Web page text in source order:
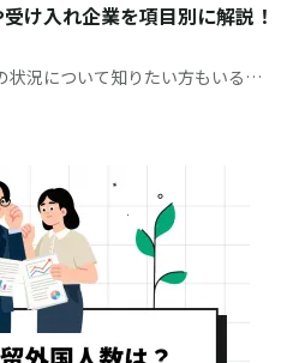
け入れ企業を項目別に解説！
状況について知りたい方もいるで
ちます。 この記事では、大阪府